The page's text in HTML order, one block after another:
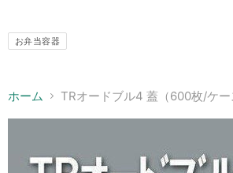
お弁当容器
ホーム TRオードブル4 蓋（600枚/ケ